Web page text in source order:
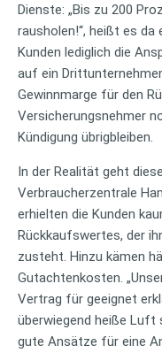
Dienste: „Bis zu 200
rausholen!“, heißt es
Kunden lediglich die
auf ein
Gewinnmarge für den
Versicherungsnehmer
Kündigung übrigbleiben.
In der Realität geht
Verbraucherzentrale
erhielten die Kunden
Rückkaufswertes, der
zusteht. Hinzu kämen
Gutachtenkosten.
Vertrag für geeignet
überwiegend heiße Luft
gute Ansätze für eine